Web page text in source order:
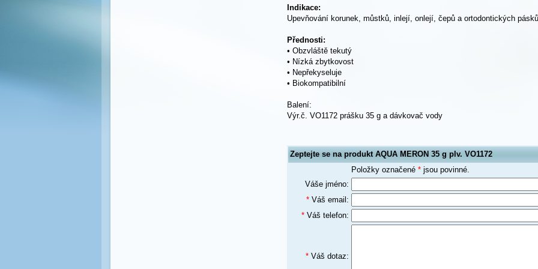
Indikace:
Upevňování korunek, můstků, inlejí, onlejí, čepů a ortodontických pásků
Přednosti:
• Obzvláště tekutý
• Nízká zbytkovost
• Nepřekyseluje
• Biokompatibilní
Balení:
Výr.č. VO1172 prášku 35 g a dávkovač vody
Zeptejte se na produkt AQUA MERON 35 g plv. VO1172
Položky označené *jsou povinné.
Váše jméno:
*Váš email:
*Váš telefon:
*Váš dotaz: